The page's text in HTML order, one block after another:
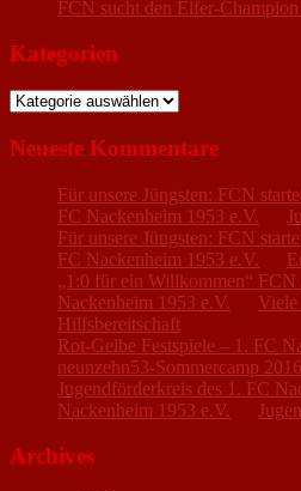
FCN sucht den Elfer-
Kategorien
Kategorien
Neueste Kommentare
Für unsere Jüngsten: FCN
FC Nackenheim 1953 e.V.
Für unsere Jüngsten: FCN
FC Nackenheim 1953 e.V.
„1:0 für ein Willkommen“
Nackenheim 1953 e.V.
Hilfsbereitschaft
Rot-Gelbe Festspiele – 1. FC
neunzehn53-Sommercamp
Jugendförderkreis des 1. FC
Nackenheim 1953 e.V.
Archives